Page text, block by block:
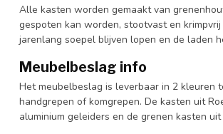
Alle kasten worden gemaakt van
gespoten kan worden, stootvast en
jarenlang soepel blijven lopen en de laden
Meubelbeslag info
Het meubelbeslag is leverbaar in 2 kleuren
handgrepen of komgrepen. De kasten uit
aluminium geleiders en de grenen kasten